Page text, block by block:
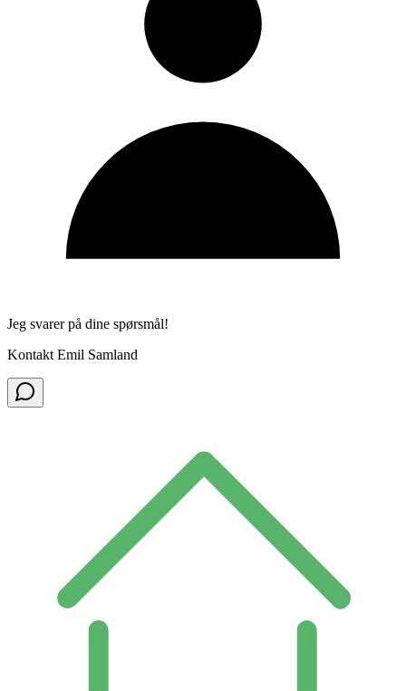
Jeg svarer på dine spørsmål!
Kontakt Emil Samland